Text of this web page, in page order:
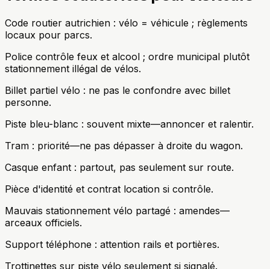
Code routier autrichien : vélo = véhicule ; règlements
locaux pour parcs.
Police contrôle feux et alcool ; ordre municipal plutôt
stationnement illégal de vélos.
Billet partiel vélo : ne pas le confondre avec billet
personne.
Piste bleu-blanc : souvent mixte—annoncer et ralentir.
Tram : priorité—ne pas dépasser à droite du wagon.
Casque enfant : partout, pas seulement sur route.
Pièce d'identité et contrat location si contrôle.
Mauvais stationnement vélo partagé : amendes—
arceaux officiels.
Support téléphone : attention rails et portières.
Trottinettes sur piste vélo seulement si signalé.